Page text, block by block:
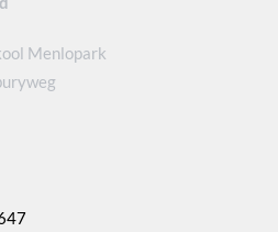
Menlopark